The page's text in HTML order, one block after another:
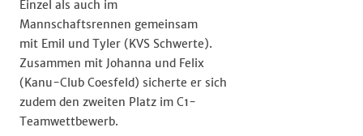
Einzel als auch im
Mannschaftsrennen gemeinsam
mit Emil und Tyler (KVS Schwerte).
Zusammen mit Johanna und Felix
(Kanu-Club Coesfeld) sicherte er sich
zudem den zweiten Platz im C1-
Teamwettbewerb.